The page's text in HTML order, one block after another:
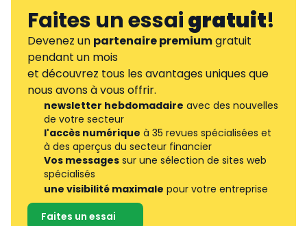
Faites un essaigratuit!
Devenez un partenaire premiumgratuit
pendant un mois
et découvrez tous les avantages uniques que
nous avons à vous offrir.
newsletter hebdomadaire avec des nouvelles
de votre secteur
l'accès numérique à 35 revues spécialisées et
à des aperçus du secteur financier
Vos messages sur une sélection de sites web
spécialisés
une visibilité maximale pour votre entreprise
Faites un essai